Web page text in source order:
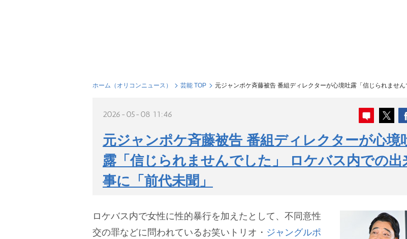
ホーム（オリコンニュース） 芸能 TOP 元ジャンポケ斉藤被告 番組ディレクターが心境吐露「信じられませ
2026-05-08 11:46
元ジャンポケ斉藤被告 番組ディレクターが心境
露「信じられませんでした」 ロケバス内での出
事に「前代未聞」
ロケバス内で女性に性的暴行を加えたとして、不同意性
交の罪などに問われているお笑いトリオ・ ジャングルポ